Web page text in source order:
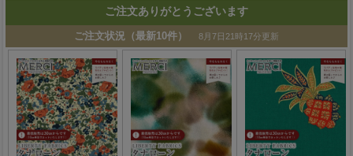
ご注文ありがとうございます